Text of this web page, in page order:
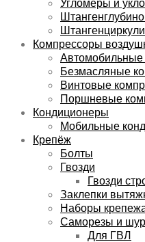
Штангенциркули
Компрессоры
Безмасляные
Винтовые
Поршневые
Кондиционеры
Мобильные
Крепёж
Болты
Гвозди
Гвозди
Заклепки
Наборы
Саморезы и
Для ГВЛ